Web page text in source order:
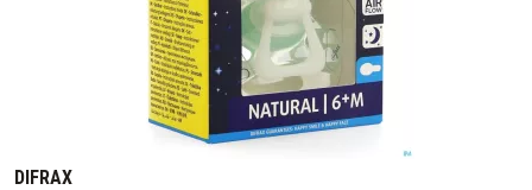
DIFRAX